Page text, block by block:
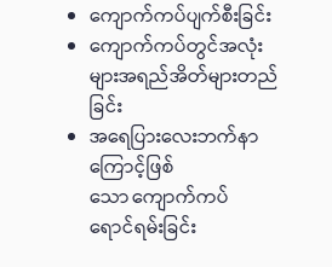
ကျောက်ကပ်ပျက်စီးခြင်း
ကျောက်ကပ်တွင်အလုံး
များအရည်အိတ်များတည်
ခြင်း
အရေပြားလေးဘက်နာ
ကြောင့်ဖြစ်
သော ကျောက်ကပ်
ရောင်ရမ်းခြင်း